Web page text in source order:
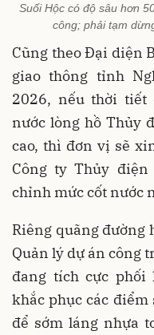
Suối Hộc có độ sâu hơn
công; phải tạm
Cũng theo Đại diện
giao thông tỉnh
2026, nếu thời tiết
nước lòng hồ Thủy
cao, thì đơn vị sẽ
Công ty Thủy
chỉnh mức cốt nước
Riêng quãng đường
Quản lý dự án công
đang tích cực
khắc phục các
để sớm láng nhựa